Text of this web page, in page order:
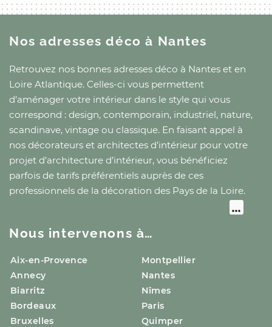
Nos adresses décoà Nantes
Retrouvez nos bonnes adresses déco à Nantes et en
Loire Atlantique. Celles-ci vous permettent
d’aménager votre intérieur dans le style qui vous
correspond : design, contemporain, industriel, nature,
scandinave, vintage ou classique. En faisant appel à
nos décorateurs et architectes d’intérieur pour votre
projet d’architecture d’intérieur, vous bénéficiez
parfois de tarifs préférentiels auprès de ces
professionnels de la décoration des Pays de la Loire.
Nous intervenons à…
Aix-en-Provence
Annecy
Biarritz
Bordeaux
Bruxelles
Montpellier
Nantes
Nîmes
Paris
Quimper